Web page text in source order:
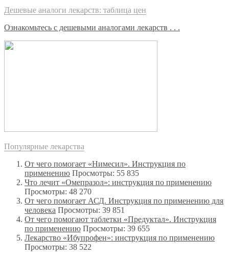
Дешевые аналоги лекарств: таблица цен
Ознакомьтесь с дешевыми аналогами лекарств . . .
Популярные лекарства
От чего помогает «Нимесил». Инструкция по
применению Просмотры: 55 835
Что лечит «Омепразол»: инструкция по применению
Просмотры: 48 270
От чего помогает АСД. Инструкция по применению для
человека Просмотры: 39 851
От чего помогают таблетки «Предуктал». Инструкция
по применению Просмотры: 39 655
Лекарство «Ибупрофен»: инструкция по применению
Просмотры: 38 522